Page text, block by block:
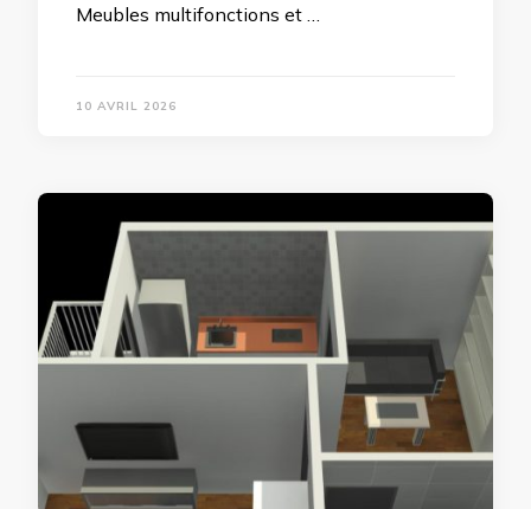
Meubles multifonctions et …
10 AVRIL 2026